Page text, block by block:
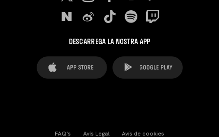
DESCARREGA LA NOSTRA APP
FAQ's Avís Legal Avís de cookies